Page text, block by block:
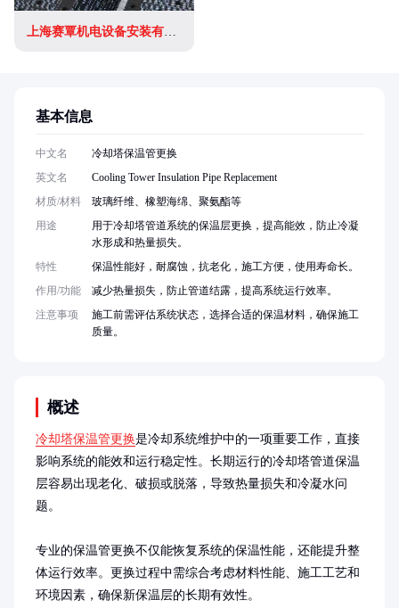
概述
冷却塔保温管更换是冷却系统维护中的一项重要工作，直接
影响系统的能效和运行稳定性。长期运行的冷却塔管道保温
层容易出现老化、破损或脱落，导致热量损失和冷凝水问
题。
专业的保温管更换不仅能恢复系统的保温性能，还能提升整
体运行效率。更换过程中需综合考虑材料性能、施工工艺和
环境因素，确保新保温层的长期有效性。
基本信息
中文名
冷却塔保温管更换
英文名
Cooling Tower Insulation Pipe Replacement
材质/材料
玻璃纤维、橡塑海绵、聚氨酯等
用途
用于冷却塔管道系统的保温层更换，提高能效，防止冷凝
水形成和热量损失。
特性
保温性能好，耐腐蚀，抗老化，施工方便，使用寿命长。
作用/功能
减少热量损失，防止管道结露，提高系统运行效率。
注意事项
施工前需评估系统状态，选择合适的保温材料，确保施工
质量。